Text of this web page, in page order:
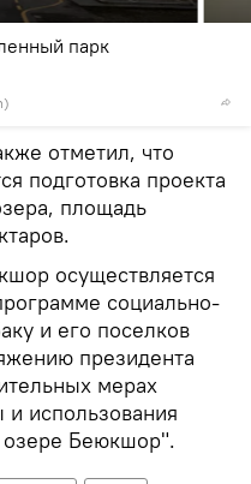
парк
отметил, что
подготовка проекта
площадь
осуществляется
социально-
и его поселков
президента
мерах
использования
озере Беюкшор".